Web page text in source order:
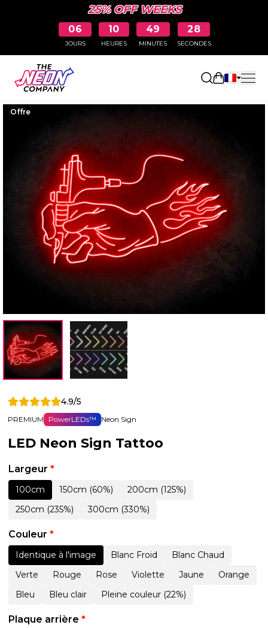
25% OFF WEEKS
06
JOURS
10
HEURES
49
MINUTES
27
SECONDES
Ouvrir le
Offre
4.9/5
PREMIUM PowerLEDs™ Neon Sign
LED Neon Sign Tattoo
Largeur *
100cm 150cm (60%)
200cm (125%)
250cm (235%)
300cm (330%)
Couleur *
Identique à l'image Blanc Froid
Blanc Chaud
Verte
Rouge Rose Violette Jaune
Orange
Bleu
Bleu clair Pleine couleur (22%)
Plaque arrière *